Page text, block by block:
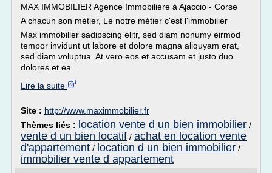
MAX IMMOBILIER Agence Immobilière à Ajaccio - Corse
A chacun son métier, Le notre métier c'est l'immobilier
Max immobilier sadipscing elitr, sed diam nonumy eirmod
tempor invidunt ut labore et dolore magna aliquyam erat,
sed diam voluptua. At vero eos et accusam et justo duo
dolores et ea...
Lire la suite
Site : http://www.maximmobilier.fr
Thèmes liés : location vente d un bien immobilier /
vente d un bien locatif / achat en location vente
d'appartement / location d un bien immobilier /
immobilier vente d appartement